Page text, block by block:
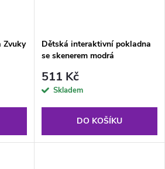
Zvuky
Dětská interaktivní pokladna
se skenerem modrá
511 Kč
Skladem
DO KOŠÍKU